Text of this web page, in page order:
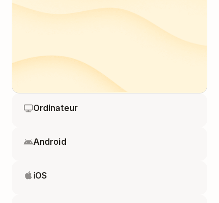
Ordinateur
Android
iOS